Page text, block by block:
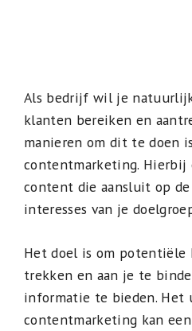
Als bedrijf wil je
klanten bereiken en
manieren om dit te doen
contentmarketing. Hierbij
content die aansluit op
interesses van je
Het doel is om potentiële
trekken en aan je te
informatie te bieden. Het
contentmarketing kan